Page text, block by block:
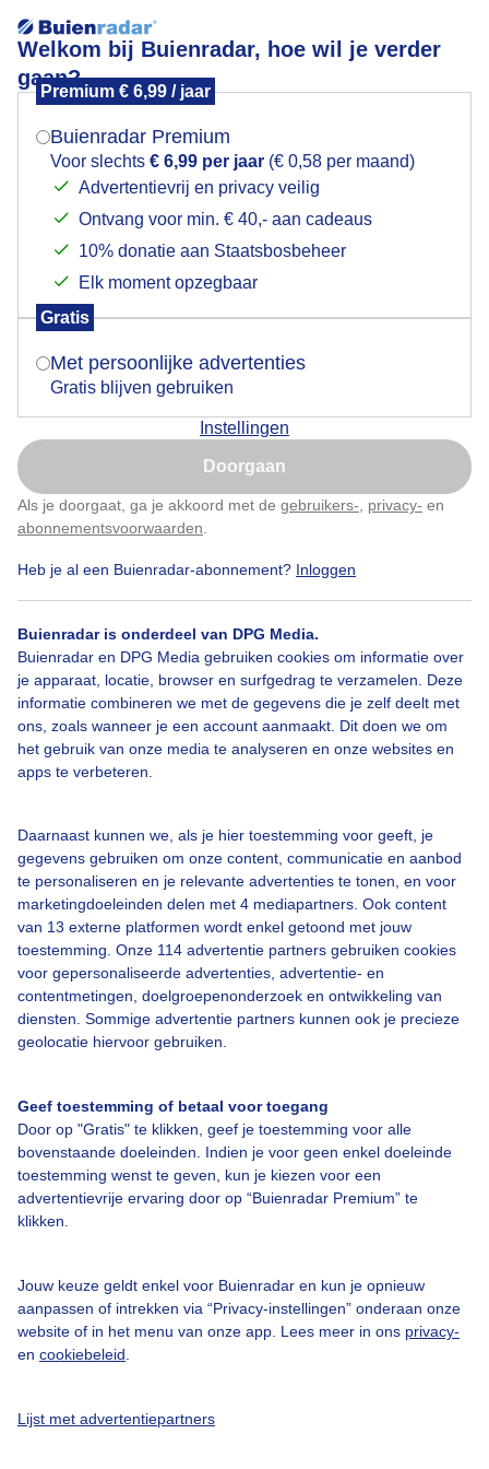
Welkom bij Buienradar, hoe wil je verder
gaan?
Premium € 6,99 / jaar
Buienradar Premium
Voor slechts € 6,99 per jaar (€ 0,58 per maand)
Advertentievrij en privacy veilig
Ontvang voor min. € 40,- aan cadeaus
10% donatie aan Staatsbosbeheer
Elk moment opzegbaar
Gratis
Met persoonlijke advertenties
Gratis blijven gebruiken
Instellingen
Doorgaan
Als je doorgaat, ga je akkoord met de gebruikers- privacy- en
abonnementsvoorwaarden
Heb je al een Buienradar-abonnement? Inloggen
Buienradar is onderdeel van DPG Media.
Buienradar en DPG Media gebruiken cookies om informatie over
je apparaat, locatie, browser en surfgedrag te verzamelen. Deze
informatie combineren we met de gegevens die je zelf deelt met
ons, zoals wanneer je een account aanmaakt. Dit doen we om
het gebruik van onze media te analyseren en onze websites en
apps te verbeteren.
Daarnaast kunnen we, als je hier toestemming voor geeft, je
gegevens gebruiken om onze content, communicatie en aanbod
te personaliseren en je relevante advertenties te tonen, en voor
marketingdoeleinden delen met 4 mediapartners. Ook content
van 13 externe platformen wordt enkel getoond met jouw
toestemming. Onze 114 advertentie partners gebruiken cookies
voor gepersonaliseerde advertenties, advertentie- en
contentmetingen, doelgroepenonderzoek en ontwikkeling van
diensten. Sommige advertentie partners kunnen ook je precieze
geolocatie hiervoor gebruiken.
Geef toestemming of betaal voor toegang
Door op "Gratis" te klikken, geef je toestemming voor alle
bovenstaande doeleinden. Indien je voor geen enkel doeleinde
toestemming wenst te geven, kun je kiezen voor een
advertentievrije ervaring door op “Buienradar Premium” te
klikken.
Jouw keuze geldt enkel voor Buienradar en kun je opnieuw
aanpassen of intrekken via “Privacy-instellingen” onderaan onze
website of in het menu van onze app. Lees meer in ons privacy-
en cookiebeleid
Lijst met advertentiepartners
zonsondergang
zon bij zonsondergang
Door: ben Saanen
Bekijk slideshow
Een moment geduld aub...
Over Buienradar
Contact
Toegankelijkheid
Gebruikersvoorwaarden
Buienradar Team
Privacy beleid
Cookie beleid
Gratis weerdata
Mogen we je locatie gebruiken voor het
Indien je hier nog geen akkoord op hebt gegeven,
verschijnt er zo een pop-up uit je browser waarin
Is goed, toon de popup
Nu niet, misschien later
Klik hierom dit aan te passen